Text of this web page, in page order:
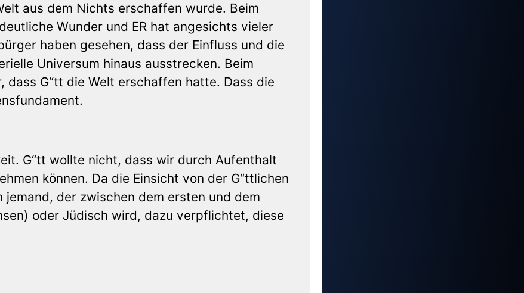
aus dem Nichts erschaffen wurde. Beim
Wunder und ER hat angesichts vieler
haben gesehen, dass der Einfluss und die
Universum hinaus ausstrecken. Beim
G“tt die Welt erschaffen hatte. Dass die
G“tt wollte nicht, dass wir durch Aufenthalt
können. Da die Einsicht von der G“ttlichen
der zwischen dem ersten und dem
oder Jüdisch wird, dazu verpflichtet, diese